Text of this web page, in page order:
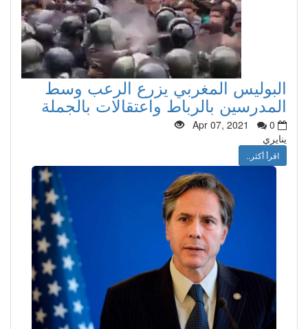
البوليس المغربي يزرع الرعب وسط
المدرسين بالرباط واعتقالات بالجملة
Apr 07, 2021
0
ينايري
اقرأ أكثر..